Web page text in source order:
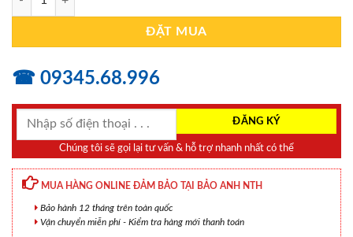
ĐẶT MUA
☎ 09345.68.996
Chúng tôi sẽ gọi lại tư vấn & hỗ trợ nhanh nhất có thể
MUA HÀNG ONLINE ĐẢM BẢO TẠI BẢO ANH NTH
Bảo hành 12 tháng trên toàn quốc
Vận chuyển miễn phí - Kiểm tra hàng mới thanh toán